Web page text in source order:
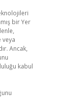
bir Yer
Ancak,
kabul